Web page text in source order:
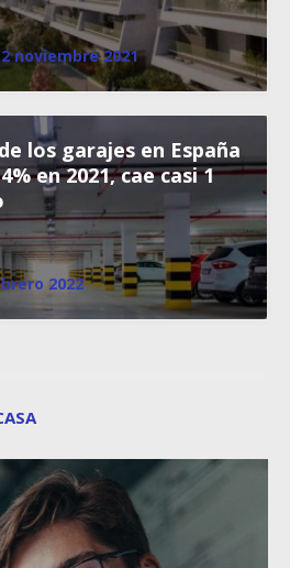
2 noviembre 2021
los garajes en España
en 2021, cae casi 1
2022